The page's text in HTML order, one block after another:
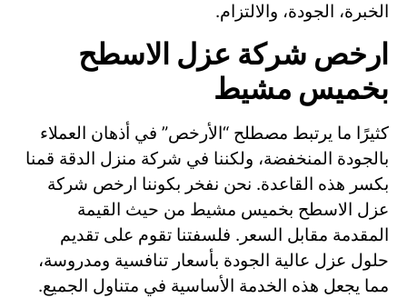
الخبرة، الجودة، والالتزام.
ارخص شركة عزل الاسطح
بخميس مشيط
كثيرًا ما يرتبط مصطلح “الأرخص” في أذهان العملاء
بالجودة المنخفضة، ولكننا في شركة منزل الدقة قمنا
بكسر هذه القاعدة. نحن نفخر بكوننا ارخص شركة
عزل الاسطح بخميس مشيط من حيث القيمة
المقدمة مقابل السعر. فلسفتنا تقوم على تقديم
حلول عزل عالية الجودة بأسعار تنافسية ومدروسة،
مما يجعل هذه الخدمة الأساسية في متناول الجميع.